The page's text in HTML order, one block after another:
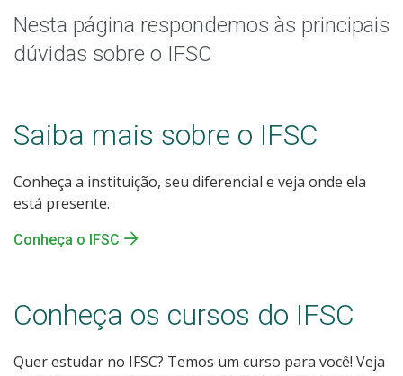
Sou/fui estudante do IFSC
Certificação do Ensino Médio
Quero trabalhar no IFSC
Quero ser fornecedor do IFSC
Nesta página respondemos às principais
dúvidas sobre o IFSC
Saiba mais sobre o IFSC
Conheça a instituição, seu diferencial e veja onde ela
está presente.
Conheça o IFSC
Conheça os cursos do IFSC
Quer estudar no IFSC? Temos um curso para você! Veja